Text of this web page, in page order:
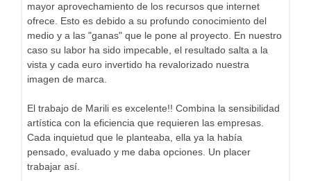
mayor aprovechamiento de los recursos que internet
ofrece. Esto es debido a su profundo conocimiento del
medio y a las "ganas" que le pone al proyecto. En nuestro
caso su labor ha sido impecable, el resultado salta a la
vista y cada euro invertido ha revalorizado nuestra
imagen de marca.
El trabajo de Marili es excelente!! Combina la sensibilidad
artística con la eficiencia que requieren las empresas.
Cada inquietud que le planteaba, ella ya la había
pensado, evaluado y me daba opciones. Un placer
trabajar así.